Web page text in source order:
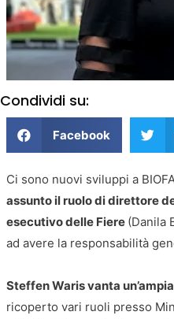
Condividi su:
Facebook
Ci sono nuovi sviluppi a
assunto il ruolo di direttore
esecutivo delle Fiere (Danila
ad avere la responsabilità
Steffen Waris vanta
ricoperto vari ruoli presso